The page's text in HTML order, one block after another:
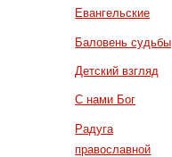
Евангельские
Баловень судьбы
Детский взгляд
С нами Бог
Радуга
православной